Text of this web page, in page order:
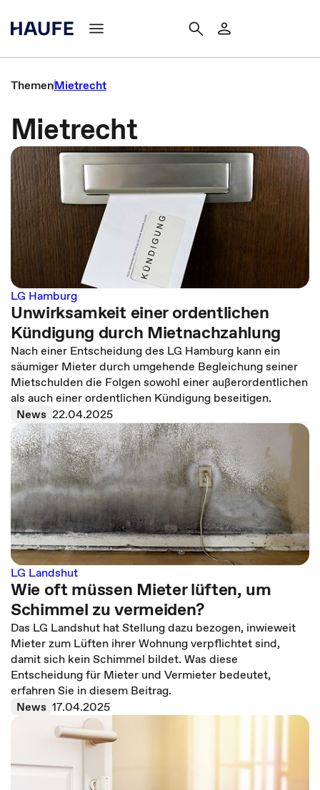
ThemenMietrecht
Mietrecht
LG Hamburg
Unwirksamkeit einer ordentlichen
Kündigung durch Mietnachzahlung
Nach einer Entscheidung des LG Hamburg kann ein
säumiger Mieter durch umgehende Begleichung seiner
Mietschulden die Folgen sowohl einer außerordentlichen
als auch einer ordentlichen Kündigung beseitigen.
News 22.04.2025
LG Landshut
Wie oft müssen Mieter lüften, um
Schimmel zu vermeiden?
Das LG Landshut hat Stellung dazu bezogen, inwieweit
Mieter zum Lüften ihrer Wohnung verpflichtet sind,
damit sich kein Schimmel bildet. Was diese
Entscheidung für Mieter und Vermieter bedeutet,
erfahren Sie in diesem Beitrag.
News 17.04.2025